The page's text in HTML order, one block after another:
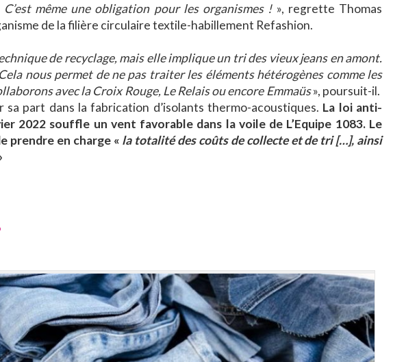
même une obligation pour les organismes !», regrette Thomas
de la filière circulaire textile-habillement Refashion.
de recyclage, mais elle implique un tri des vieux jeans en amont.
nous permet de ne pas traiter les éléments hétérogènes comme les
avec la Croix Rouge, Le Relais ou encore Emmaüs», poursuit-il.
part dans la fabrication d’isolants thermo-acoustiques. La loi anti-
2022 souffle un vent favorable dans la voile de L’Equipe 1083. Le
prendre en charge « la totalité des coûts de collecte et de tri […], ainsi